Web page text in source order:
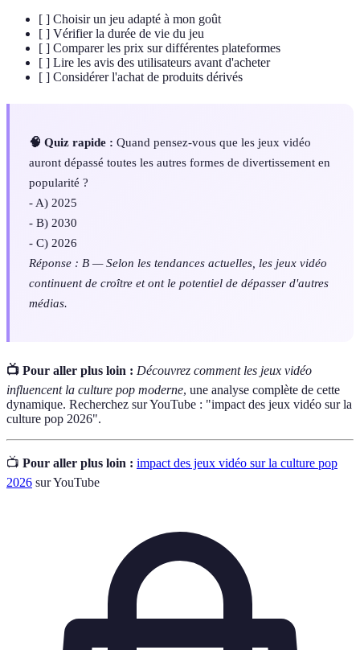
[ ] Choisir un jeu adapté à mon goût
[ ] Vérifier la durée de vie du jeu
[ ] Comparer les prix sur différentes plateformes
[ ] Lire les avis des utilisateurs avant d'acheter
[ ] Considérer l'achat de produits dérivés
🧠 Quiz rapide : Quand pensez-vous que les jeux vidéo
auront dépassé toutes les autres formes de divertissement en
popularité ?
- A) 2025
- B) 2030
- C) 2026
Réponse : B — Selon les tendances actuelles, les jeux vidéo
continuent de croître et ont le potentiel de dépasser d'autres
médias.
📺 Pour aller plus loin : Découvrez comment les jeux vidéo
influencent la culture pop moderne, une analyse complète de cette
dynamique. Recherchez sur YouTube : "impact des jeux vidéo sur la
culture pop 2026".
📺 Pour aller plus loin : impact des jeux vidéo sur la culture pop
2026 sur YouTube